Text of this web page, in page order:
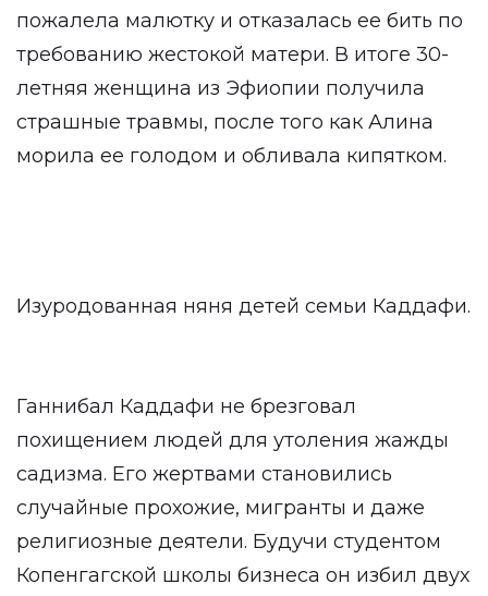
пожалела малютку и отказалась ее бить по
требованию жестокой матери. В итоге 30-
летняя женщина из Эфиопии получила
страшные травмы, после того как Алина
морила ее голодом и обливала кипятком.
Изуродованная няня детей семьи Каддафи.
Ганнибал Каддафи не брезговал
похищением людей для утоления жажды
садизма. Его жертвами становились
случайные прохожие, мигранты и даже
религиозные деятели. Будучи студентом
Копенгагской школы бизнеса он избил двух